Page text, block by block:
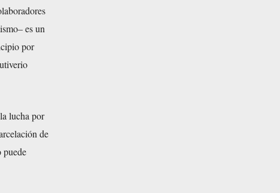
es un
por
lucha por
de
puede